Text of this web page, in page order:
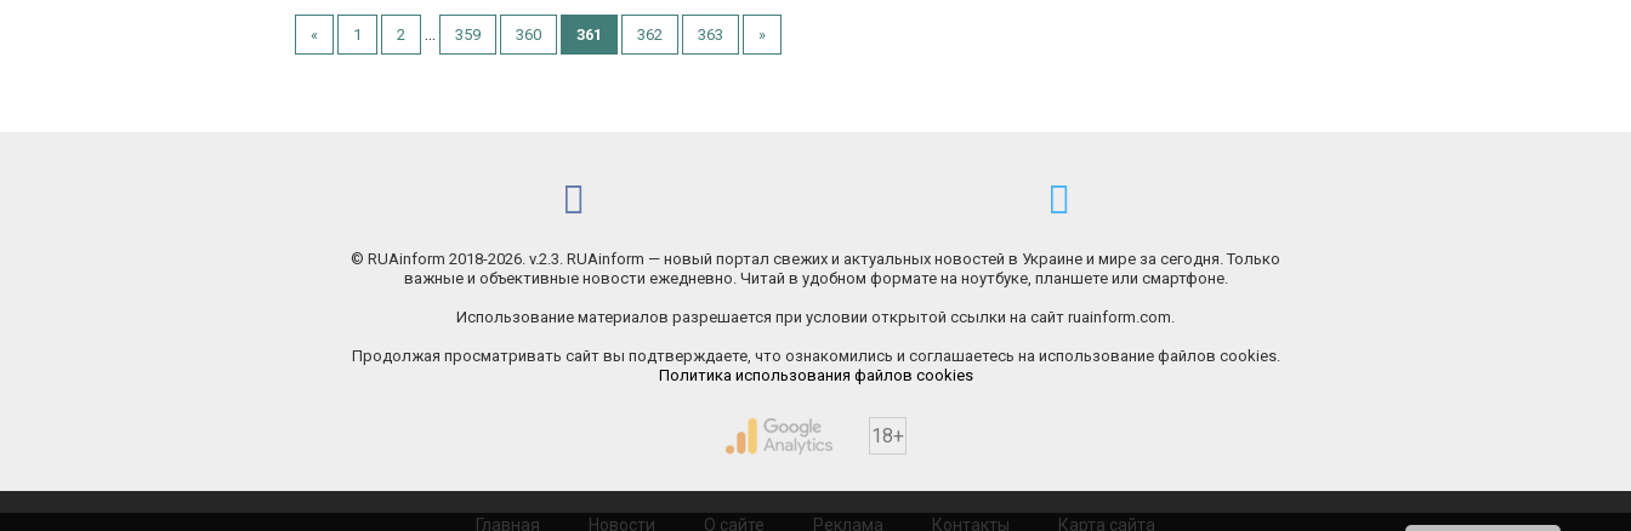
« 1 2 359 360 361 362 363 »
© RUAinform 2018-2026. v.2.3. RUAinform — новый портал свежих и актуальных новостей в Украине и мире за сегодня. Только
важные и объективные новости ежедневно. Читай в удобном формате на ноутбуке, планшете или смартфоне.
Использование материалов разрешается при условии открытой ссылки на сайт ruainform.com.
Продолжая просматривать сайт вы подтверждаете, что ознакомились и соглашаетесь на использование файлов cookies.
Политика использования файлов cookies
18+
Главная Новости О сайте Реклама Контакты Карта сайта